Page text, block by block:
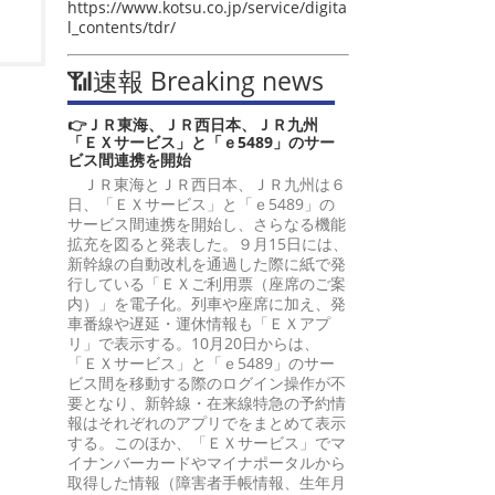
https://www.kotsu.co.jp/service/digita
l_contents/tdr/
📶速報 Breaking news
👉ＪＲ東海、ＪＲ西日本、ＪＲ九州
「ＥＸサービス」と「ｅ5489」のサー
ビス間連携を開始
ＪＲ東海とＪＲ西日本、ＪＲ九州は６
日、「ＥＸサービス」と「ｅ5489」の
サービス間連携を開始し、さらなる機能
拡充を図ると発表した。９月15日には、
新幹線の自動改札を通過した際に紙で発
行している「ＥＸご利用票（座席のご案
内）」を電子化。列車や座席に加え、発
車番線や遅延・運休情報も「ＥＸアプ
リ」で表示する。10月20日からは、
「ＥＸサービス」と「ｅ5489」のサー
ビス間を移動する際のログイン操作が不
要となり、新幹線・在来線特急の予約情
報はそれぞれのアプリでをまとめて表示
する。このほか、「ＥＸサービス」でマ
イナンバーカードやマイナポータルから
取得した情報（障害者手帳情報、生年月